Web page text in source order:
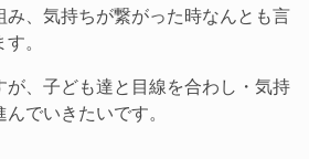
み、気持ちが繋がった時なんとも言
。
が、子ども達と目線を合わし・気持
でいきたいです。